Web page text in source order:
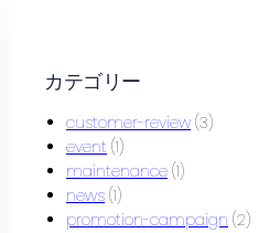
カテゴリー
customer-review (3)
event (1)
maintenance (1)
news (1)
promotion-campaign (2)